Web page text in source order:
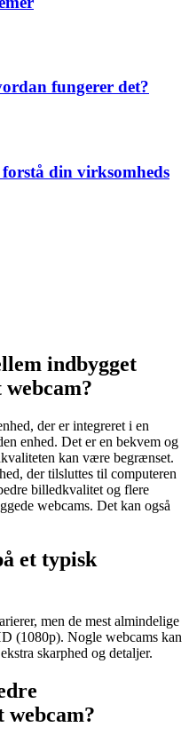
fungerer det?
din virksomheds
indbygget
der er integreret i en
enhed. Det er en bekvem og
kan være begrænset.
der tilsluttes til computeren
billedkvalitet og flere
webcams. Det kan også
et typisk
men de mest almindelige
(1080p). Nogle webcams kan
skarphed og detaljer.